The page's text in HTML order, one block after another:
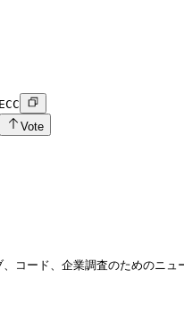
Vote
ド、企業調査のためのニュー